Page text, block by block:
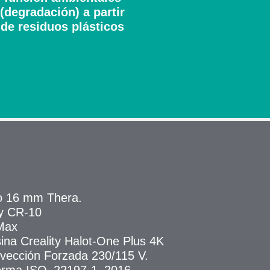
(degradación) a partir
de residuos plásticos
16 mm Thera.
CR-10
Creality Halot-One Plus 4K
Forzada 230/115 V.